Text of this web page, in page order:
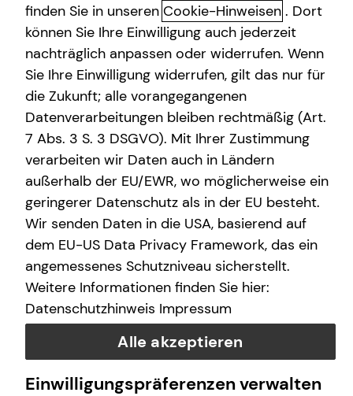
Immobilienfinanzierung
Gewerbliche Versicherungen
Kindervorsorge
E-Mail
Bitte wählen Sie unter den folgenden freien Terminen
aus
Fr
07. Aug 26
09:00
10:00
11:00
12:00
13:00
08. Aug 26
09:00
10:00
11:00
13:15
14:15
Keine
Termine
verfügbar
finden Sie in unseren Cookie-Hinweisen . Dort
können Sie Ihre Einwilligung auch jederzeit
nachträglich anpassen oder widerrufen. Wenn
Sie Ihre Einwilligung widerrufen, gilt das nur für
die Zukunft; alle vorangegangenen
Datenverarbeitungen bleiben rechtmäßig (Art.
7 Abs. 3 S. 3 DSGVO). Mit Ihrer Zustimmung
verarbeiten wir Daten auch in Ländern
außerhalb der EU/EWR, wo möglicherweise ein
geringerer Datenschutz als in der EU besteht.
Wir senden Daten in die USA, basierend auf
dem EU-US Data Privacy Framework, das ein
angemessenes Schutzniveau sicherstellt.
Weitere Informationen finden Sie hier:
Datenschutzhinweis Impressum
Alle akzeptieren
Einwilligungspräferenzen verwalten